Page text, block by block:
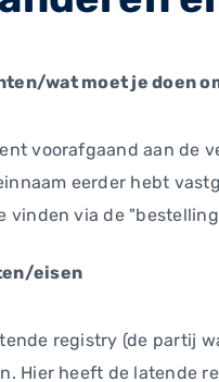
wat moet je doen
voorafgaand aan de
eerder hebt
vinden via de
eisen
registry (de partij
Hier heeft de latende